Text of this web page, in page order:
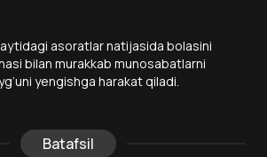
asoratlar natijasida bolasini
bilan murakkab munosabatlarni
yengishga harakat qiladi.
Batafsil